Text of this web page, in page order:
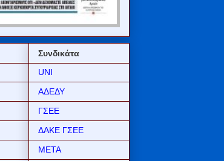
Συνδικάτα
UNI
ΑΔΕΔΥ
ΓΣΕΕ
ΔΑΚΕ ΓΣΕΕ
ΜΕΤΑ